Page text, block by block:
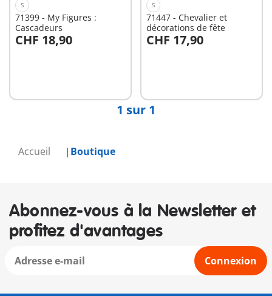
Accueil Boutique
S
71399 - My Figures :
Cascadeurs
CHF 18,90
S
71447 - Chevalier et
décorations de fête
CHF 17,90
1 sur 1
Abonnez-vous à la Newsletter et
profitez d'avantages
Connexion